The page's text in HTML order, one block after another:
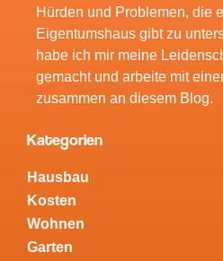
Hürden und Problemen, die
Eigentumshaus gibt zu
habe ich mir meine
gemacht und arbeite mit
zusammen an diesem Blog.
Kategorien
Hausbau
Kosten
Wohnen
Garten